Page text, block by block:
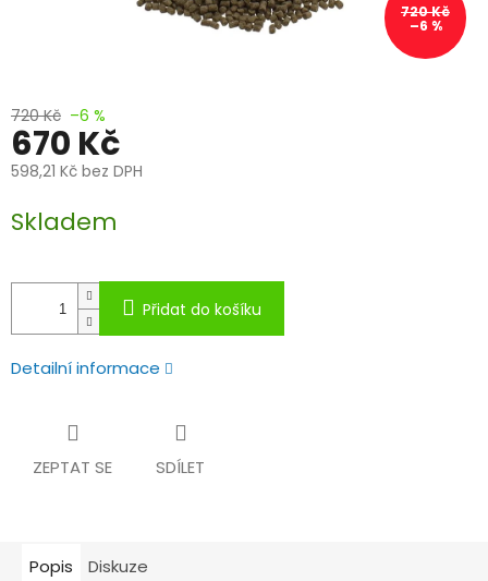
720 Kč
–6 %
720 Kč –6 %
670 Kč
598,21 Kč bez DPH
cena:
Skladem
Přidat do košíku
Detailní informace
ZEPTAT SE SDÍLET
Popis Diskuze